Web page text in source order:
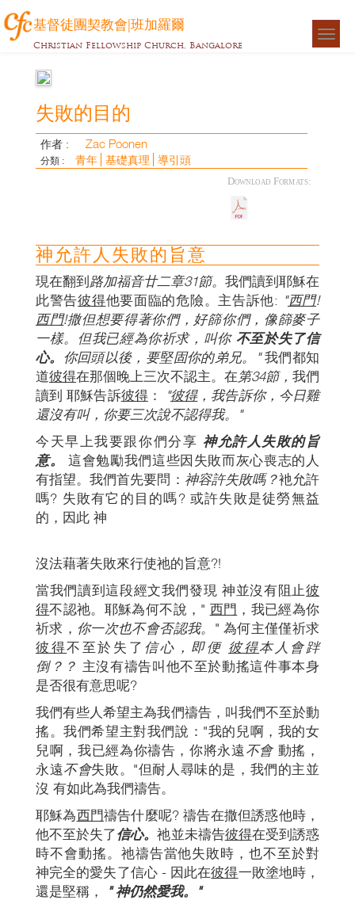
基督徒團契教會|班加羅爾
Christian Fellowship Church, Bangalore
失敗的目的
作者 : Zac Poonen
分類 : 青年 基礎真理 導引頭
Download Formats:
神允許人失敗的旨意
現在翻到路加福音廿二章31節。 我們讀到耶穌在
此警告彼得他要面臨的危險。主告訴他: "西門!
西門!撒但想要得著你們，好篩你們，像篩麥子
一樣。但我已經為你祈求，叫你 不至於失了信
心。
你回頭以後，要堅固你的弟兄。"我們都知
道彼得在那個晚上三次不認主。在第34節， 我們
讀到 耶穌告訴彼得： "彼得，我告訴你，今日雞
還沒有叫，你要三次說不認得我。"
今天早上我要跟你們分享 神允許人失敗的旨
意。
這會勉勵我們這些因失敗而灰心喪志的人
有指望。我們首先要問： 神容許失敗嗎？衪允許
嗎? 失敗有它的目的嗎? 或許失敗是徒勞無益
的，因此 神
沒法藉著失敗來行使祂的旨意?!
當我們讀到這段經文我們發現 神並沒有阻止彼
得不認祂。耶穌為何不說，" 西門 ，我已經為你
祈求， 你一次也不會否認我。 " 為何主僅僅祈求
彼得不至於失了 信心，即便 彼得本人會跘
倒？？ 主沒有禱告叫他不至於動搖這件事本身
是否很有意思呢?
我們有些人希望主為我們禱告，叫我們不至於動
搖。我們希望主對我們說："我的兒啊，我的女
兒啊，我已經為你禱告，你將永遠不會 動搖，
永遠不會失敗。"但耐人尋味的是，我們的主並
沒 有如此為我們禱告。
耶穌為西門禱告什麼呢? 禱告在撒但誘惑他時，
他不至於失了信心。祂並未禱告彼得在受到誘惑
時不會動搖。祂禱告當他失敗時，也不至於對
神完全的愛失了信心 - 因此在彼得一敗塗地時，
還是堅稱，
" 神仍然愛我。"